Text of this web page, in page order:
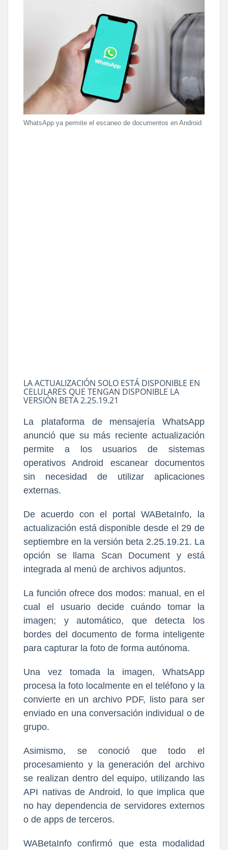
WhatsApp ya permite el escaneo de documentos en Android
LA ACTUALIZACIÓN SOLO ESTÁ DISPONIBLE EN
CELULARES QUE TENGAN DISPONIBLE LA
VERSIÓN BETA 2.25.19.21
La plataforma de mensajería WhatsApp
anunció que su más reciente actualización
permite a los usuarios de sistemas
operativos Android escanear documentos
sin necesidad de utilizar aplicaciones
externas.
De acuerdo con el portal WABetaInfo, la
actualización está disponible desde el 29 de
septiembre en la versión beta 2.25.19.21. La
opción se llama Scan Document y está
integrada al menú de archivos adjuntos.
La función ofrece dos modos: manual, en el
cual el usuario decide cuándo tomar la
imagen; y automático, que detecta los
bordes del documento de forma inteligente
para capturar la foto de forma autónoma.
Una vez tomada la imagen, WhatsApp
procesa la foto localmente en el teléfono y la
convierte en un archivo PDF, listo para ser
enviado en una conversación individual o de
grupo.
Asimismo, se conoció que todo el
procesamiento y la generación del archivo
se realizan dentro del equipo, utilizando las
API nativas de Android, lo que implica que
no hay dependencia de servidores externos
o de apps de terceros.
WABetaInfo confirmó que esta modalidad